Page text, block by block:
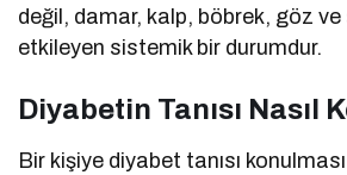
değil, damar, kalp, böbrek, göz
etkileyen sistemik bir durumdur.
Diyabetin Tanısı Nasıl
Bir kişiye diyabet tanısı